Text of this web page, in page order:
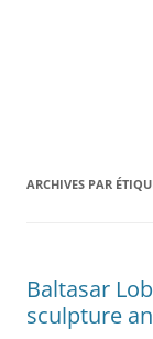
ARCHIVES PAR
Baltasar
sculpture